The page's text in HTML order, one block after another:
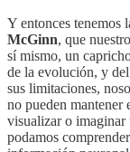
Y entonces tenemos
McGinn, que
sí mismo, un
de la evolución, y
sus limitaciones,
no pueden mantener
visualizar o imaginar
podamos